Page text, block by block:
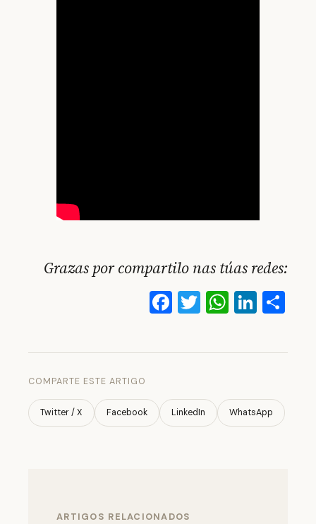
Grazas por compartilo nas túas redes:
Facebook
Twitter
COMPARTE ESTE ARTIGO
Twitter / X Facebook LinkedIn WhatsApp
ARTIGOS RELACIONADOS